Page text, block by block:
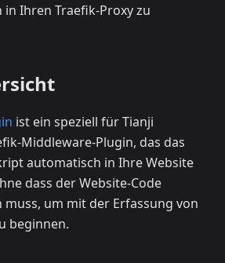
in Ihren Traefik-Proxy zu
ist ein speziell für Tianji
Middleware-Plugin, das das
automatisch in Ihre Website
dass der Website-Code
um mit der Erfassung von
beginnen.